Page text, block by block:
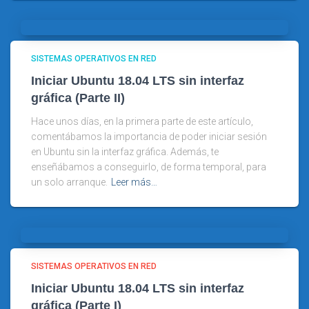
SISTEMAS OPERATIVOS EN RED
Iniciar Ubuntu 18.04 LTS sin interfaz
gráfica (Parte II)
Hace unos días, en la primera parte de este artículo,
comentábamos la importancia de poder iniciar sesión
en Ubuntu sin la interfaz gráfica. Además, te
enseñábamos a conseguirlo, de forma temporal, para
un solo arranque.
Leer más…
SISTEMAS OPERATIVOS EN RED
Iniciar Ubuntu 18.04 LTS sin interfaz
gráfica (Parte I)